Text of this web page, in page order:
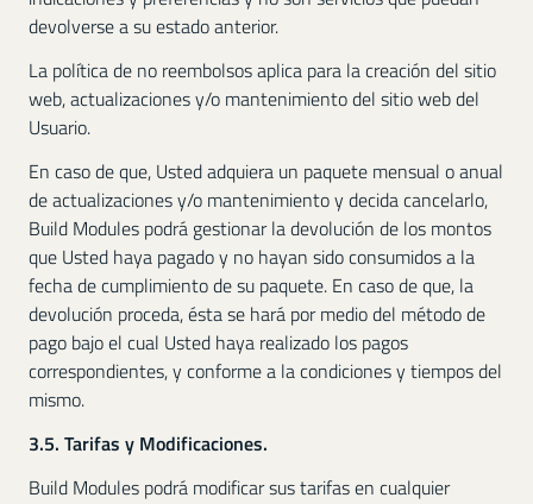
devolverse a su estado anterior.
La política de no reembolsos aplica para la creación del sitio
web, actualizaciones y/o mantenimiento del sitio web del
Usuario.
En caso de que, Usted adquiera un paquete mensual o anual
de actualizaciones y/o mantenimiento y decida cancelarlo,
Build Modules podrá gestionar la devolución de los montos
que Usted haya pagado y no hayan sido consumidos a la
fecha de cumplimiento de su paquete. En caso de que, la
devolución proceda, ésta se hará por medio del método de
pago bajo el cual Usted haya realizado los pagos
correspondientes, y conforme a la condiciones y tiempos del
mismo.
3.5. Tarifas y Modificaciones.
Build Modules podrá modificar sus tarifas en cualquier